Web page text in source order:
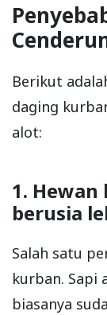
Berikut
daging
alot:
1.
berusia
Salah satu
kurban. Sapi
biasanya